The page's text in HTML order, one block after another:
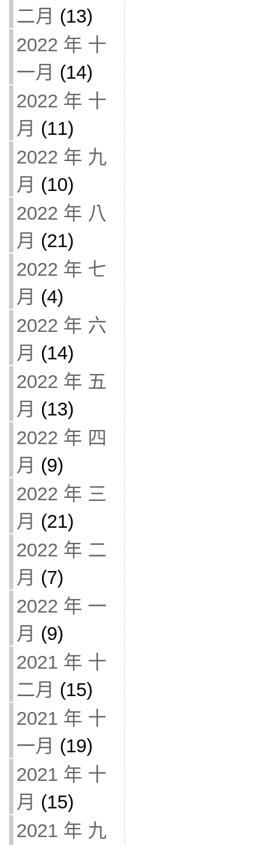
二月 (13)
2022 年 十
一月 (14)
2022 年 十
月 (11)
2022 年 九
月 (10)
2022 年 八
月 (21)
2022 年 七
月 (4)
2022 年 六
月 (14)
2022 年 五
月 (13)
2022 年 四
月 (9)
2022 年 三
月 (21)
2022 年 二
月 (7)
2022 年 一
月 (9)
2021 年 十
二月 (15)
2021 年 十
一月 (19)
2021 年 十
月 (15)
2021 年 九